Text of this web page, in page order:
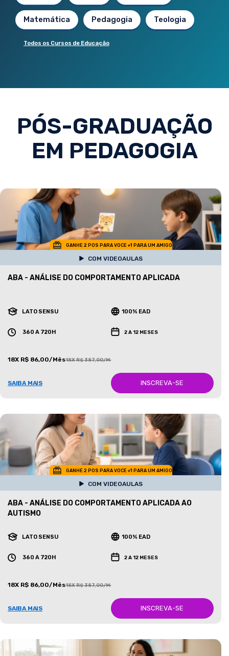
Matemática Pedagogia Teologia
Todos os Cursos de Educação
PÓS-GRADUAÇÃO
EM PEDAGOGIA
GANHE 2 POS PARA VOCE +1 PARA UM AMIGO
COM VIDEOAULAS
ABA - ANÁLISE DO COMPORTAMENTO APLICADA
LATO SENSU 100% EAD
360 A 720H 2 A 12 MESES
18X R$ 86,00/Mês18X R$ 387,00/Mês
SAIBA MAIS INSCREVA-SE
GANHE 2 POS PARA VOCE +1 PARA UM AMIGO
COM VIDEOAULAS
ABA - ANÁLISE DO COMPORTAMENTO APLICADA AO
AUTISMO
LATO SENSU 100% EAD
360 A 720H 2 A 12 MESES
18X R$ 86,00/Mês18X R$ 387,00/Mês
SAIBA MAIS INSCREVA-SE